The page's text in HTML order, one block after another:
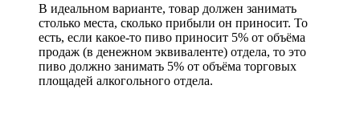
В идеальном варианте, товар должен занимать
столько места, сколько прибыли он приносит. То
есть, если какое-то пиво приносит 5% от объёма
продаж (в денежном эквиваленте) отдела, то это
пиво должно занимать 5% от объёма торговых
площадей алкогольного отдела.